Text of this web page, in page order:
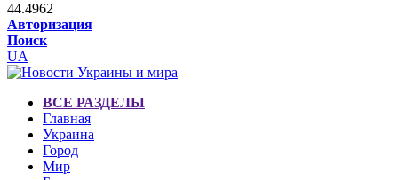
44.4962
Авторизация
Поиск
UA
ВСЕ РАЗДЕЛЫ
Главная
Украина
Город
Мир